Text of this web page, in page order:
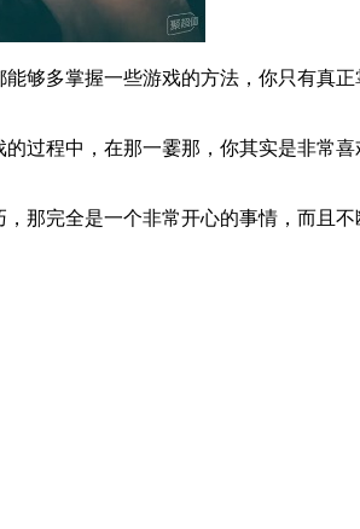
够多掌握一些游戏的方法，你只有真
过程中，在那一霎那，你其实是非常
那完全是一个非常开心的事情，而且